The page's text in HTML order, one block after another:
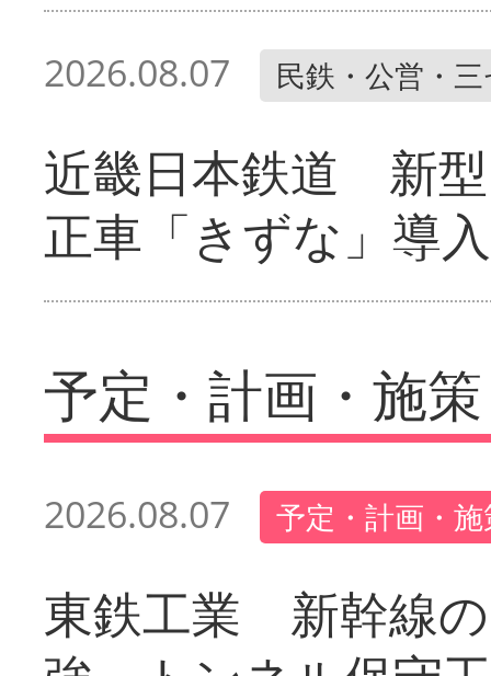
2026.08.07 民鉄・公営・
近畿日本鉄道 新
正車「きずな」導入
予定・計画・施策
2026.08.07 予定・計画・
東鉄工業 新幹線